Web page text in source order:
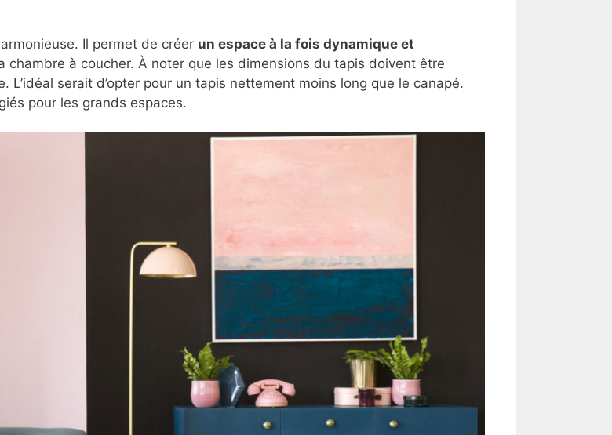
Il permet de créer un espace à la fois dynamique et
chambre à coucher. À noter que les dimensions du tapis doivent être
L’idéal serait d’opter pour un tapis nettement moins long que le canapé.
pour les grands espaces.